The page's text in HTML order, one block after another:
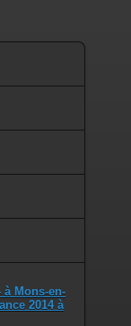
à Mons-en-
2014 à